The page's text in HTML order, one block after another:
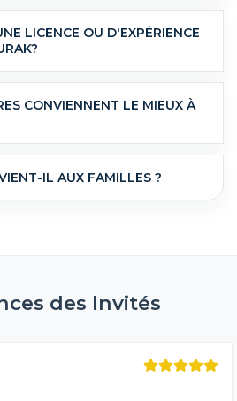
IL AUX FAMILLES ?
des Invités